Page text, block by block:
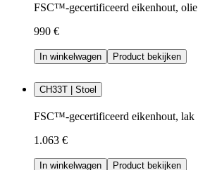
FSC™-gecertificeerd eikenhout, olie
990 €
In winkelwagen Product bekijken
CH33T | Stoel
FSC™-gecertificeerd eikenhout, lak
1.063 €
In winkelwagen Product bekijken